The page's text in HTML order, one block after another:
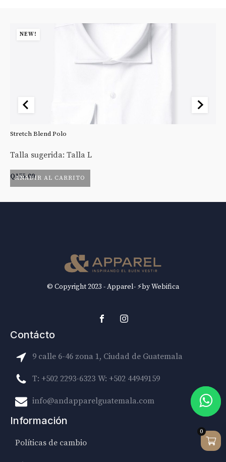
NEW!
AÑADIR AL CARRITO
Stretch Blend Polo
Talla sugerida: Talla L
Q175.00
© Copyright 2023 - Apparel- ⚡by Webifica
Contácto
9 calle 6-46 zona 1, Ciudad de Guatemala
T: +502 2293-6323 W: +502 44949159
info@andapparelguatemala.com
Información
Políticas de cambio
0